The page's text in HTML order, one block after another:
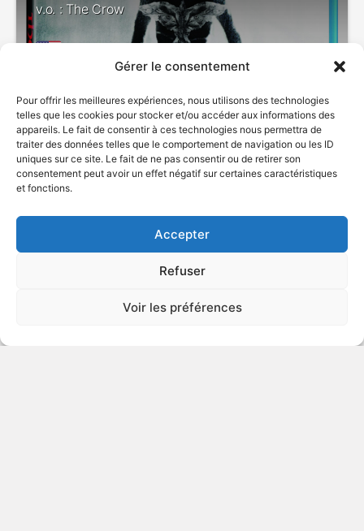
Gérer le consentement
Pour offrir les meilleures expériences, nous utilisons des technologies
telles que les cookies pour stocker et/ou accéder aux informations des
appareils. Le fait de consentir à ces technologies nous permettra de
traiter des données telles que le comportement de navigation ou les ID
uniques sur ce site. Le fait de ne pas consentir ou de retirer son
consentement peut avoir un effet négatif sur certaines caractéristiques
et fonctions.
Accepter
Refuser
Voir les préférences
v.o. : The Crow
VIOLENCE
1994 Drame fantastique